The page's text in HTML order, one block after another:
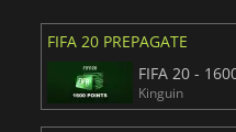
NBA 2K26 Virtual Currency
FIFA 20 PREPAGATE
FIFA 20 -
Kinguin